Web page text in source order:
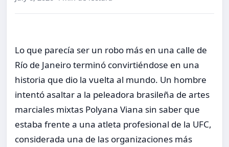
Lo que parecía ser un robo más en una calle de
Río de Janeiro terminó convirtiéndose en una
historia que dio la vuelta al mundo. Un hombre
intentó asaltar a la peleadora brasileña de artes
marciales mixtas Polyana Viana sin saber que
estaba frente a una atleta profesional de la UFC,
considerada una de las organizaciones más